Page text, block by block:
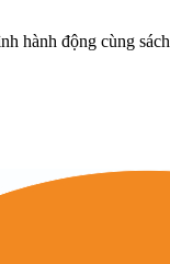
hành động cùng sách